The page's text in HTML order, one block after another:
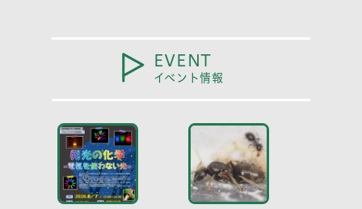
EVENT
イベント情報